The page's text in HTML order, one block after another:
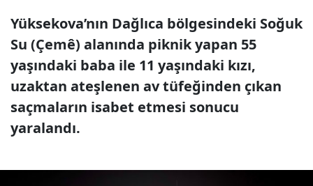
Yüksekova’nın Dağlıca bölgesindeki Soğuk
Su (Çemê) alanında piknik yapan 55
yaşındaki baba ile 11 yaşındaki kızı,
uzaktan ateşlenen av tüfeğinden çıkan
saçmaların isabet etmesi sonucu
yaralandı.